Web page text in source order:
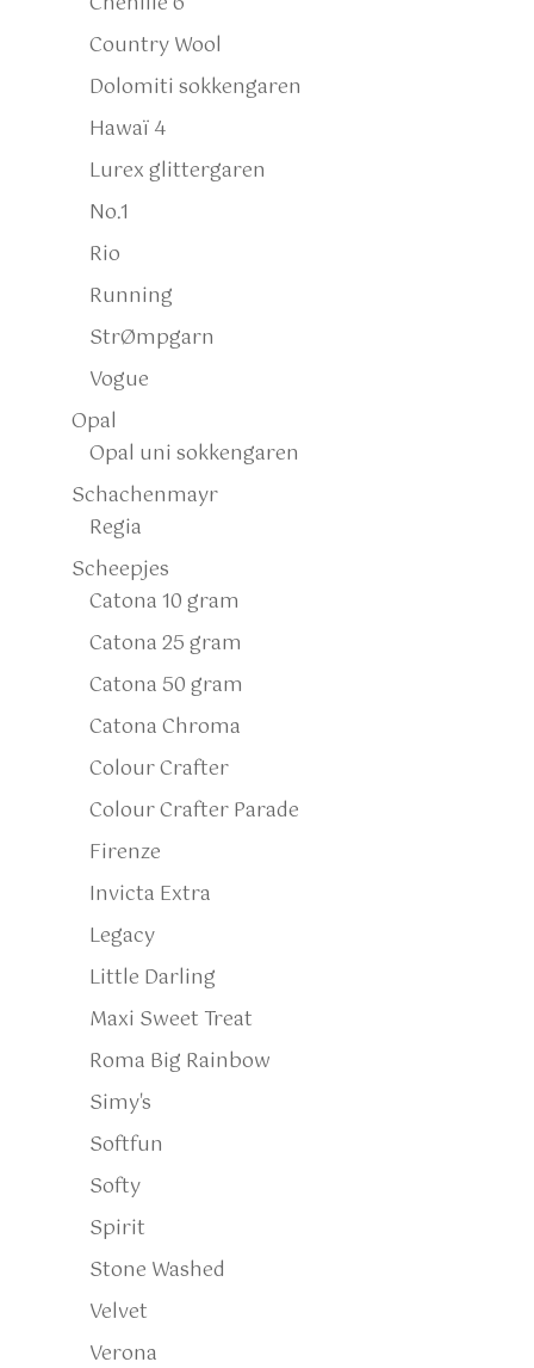
Country Wool
Dolomiti sokkengaren
Hawaï 4
Lurex glittergaren
No.1
Rio
Running
StrØmpgarn
Vogue
Opal
Opal uni sokkengaren
Schachenmayr
Regia
Scheepjes
Catona 10 gram
Catona 25 gram
Catona 50 gram
Catona Chroma
Colour Crafter
Colour Crafter Parade
Firenze
Invicta Extra
Legacy
Little Darling
Maxi Sweet Treat
Roma Big Rainbow
Simy's
Softfun
Softy
Spirit
Stone Washed
Velvet
Verona